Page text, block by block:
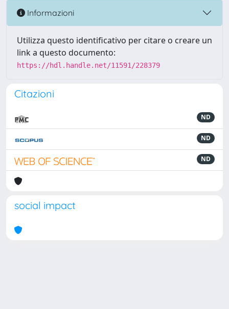
Informazioni
Utilizza questo identificativo per citare o creare un
link a questo documento:
https://hdl.handle.net/11591/228379
Citazioni
ND
ND
ND
social impact